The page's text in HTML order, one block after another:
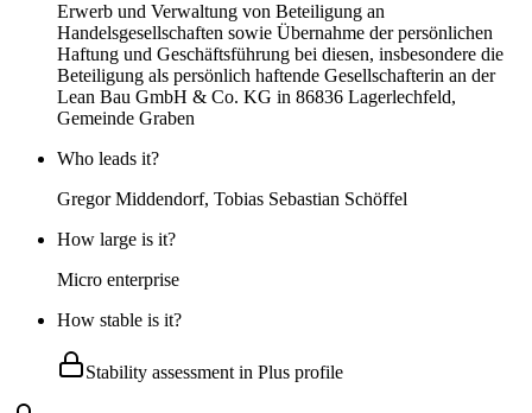
Erwerb und Verwaltung von Beteiligung an
Handelsgesellschaften sowie Übernahme der persönlichen
Haftung und Geschäftsführung bei diesen, insbesondere die
Beteiligung als persönlich haftende Gesellschafterin an der
Lean Bau GmbH & Co. KG in 86836 Lagerlechfeld,
Gemeinde Graben
Who leads it?
Gregor Middendorf, Tobias Sebastian Schöffel
How large is it?
Micro enterprise
How stable is it?
Stability assessment in Plus profile